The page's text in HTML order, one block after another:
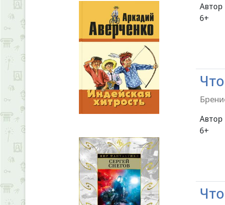
Автор
Автор